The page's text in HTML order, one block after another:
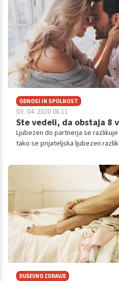
ODNOSI IN SPOLNOST
03. 04. 2020 08.11
Ste vedeli, da obstaja 8
Ljubezen do partnerja se
tako se prijateljska ljubezen
stari Grki veliko ukvarjali s
ljubezni. Razvrstili so jo celo v
malo odstrejo pogled na
življenje.
DUŠEVNO ZDRAVJE